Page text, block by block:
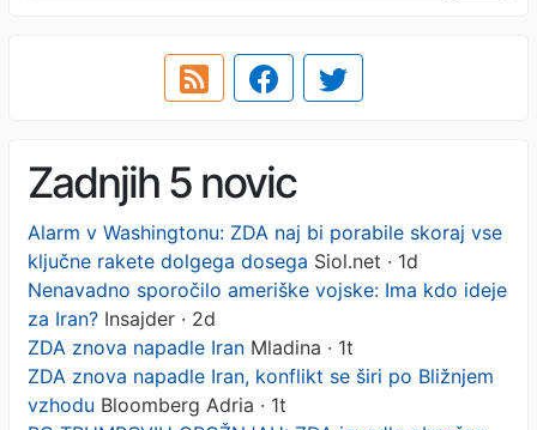
Zadnjih 5 novic
Alarm v Washingtonu: ZDA naj bi porabile skoraj vse
ključne rakete dolgega dosega Siol.net · 1d
Nenavadno sporočilo ameriške vojske: Ima kdo ideje
za Iran? Insajder · 2d
ZDA znova napadle Iran Mladina · 1t
ZDA znova napadle Iran, konflikt se širi po Bližnjem
vzhodu Bloomberg Adria · 1t